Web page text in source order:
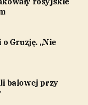
Gruzję. „Nie
balowej przy